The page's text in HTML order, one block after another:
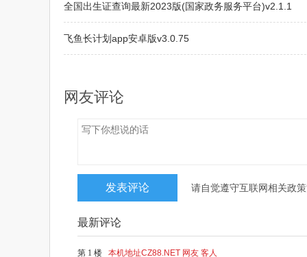
全国出生证查询最新2023版(国家政务服务平台)v2.1.1
飞鱼长计划app安卓版v3.0.75
网友评论
请自觉遵守互联网相关政
最新评论
第 1 楼 本机地址CZ88.NET 网友 客人